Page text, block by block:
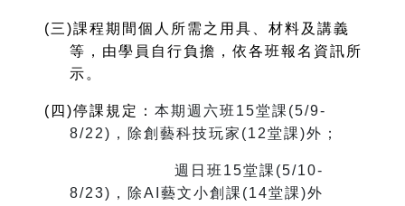
(三)課程期間個人所需之用具、材料及講義
等，由學員自行負擔，依各班報名資訊所
示。
( 四)停課規定： 本期週六班15堂課(5/9-
8/22)，除創藝科技玩家(12堂課)外；
週日班15堂課(5/10-
8/23)，除AI藝文小創課(14堂課)外